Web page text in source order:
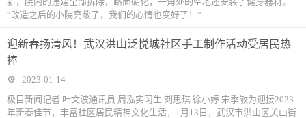
“改造之后的小院亮敞了，我们的心情也变好了！”
迎新春扬清风！武汉洪山泛悦城社区手工制作活动受居民热
捧
2023-01-14
极目新闻记者 叶文波通讯员 周泓实习生 刘思琪 徐小婷 宋季敏为迎接2023
年新春佳节，丰富社区居民精神文化生活，1月13日，武汉市洪山区关山街